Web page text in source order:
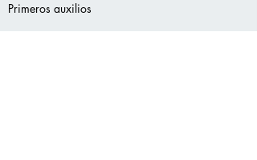
Primeros auxilios